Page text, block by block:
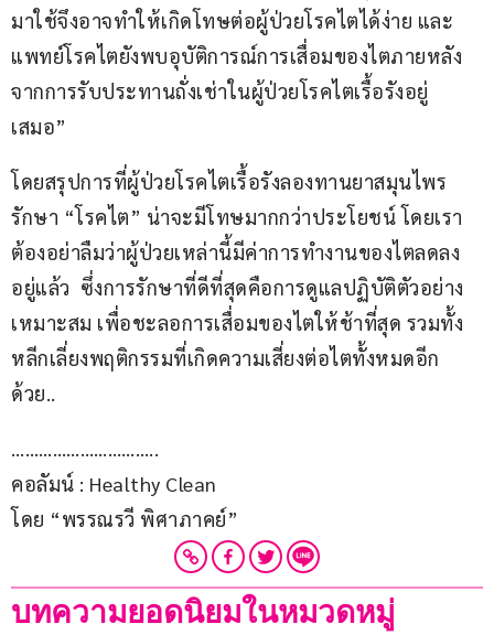
มาใช้จึงอาจทำให้เกิดโทษต่อผู้ป่วยโรคไตได้ง่าย และ
แพทย์โรคไตยังพบอุบัติการณ์การเสื่อมของไตภายหลัง
จากการรับประทานถั่งเช่าในผู้ป่วยโรคไตเรื้อรังอยู่
เสมอ”
โดยสรุปการที่ผู้ป่วยโรคไตเรื้อรังลองทานยาสมุนไพร
รักษา “โรคไต” น่าจะมีโทษมากกว่าประโยชน์ โดยเรา
ต้องอย่าลืมว่าผู้ป่วยเหล่านี้มีค่าการทำงานของไตลดลง
อยู่แล้ว  ซึ่งการรักษาที่ดีที่สุดคือการดูแลปฏิบัติตัวอย่าง
เหมาะสม เพื่อชะลอการเสื่อมของไตให้ช้าที่สุด รวมทั้ง
หลีกเลี่ยงพฤติกรรมที่เกิดความเสี่ยงต่อไตทั้งหมดอีก
ด้วย..
…………………………..
คอลัมน์ : Healthy Clean
โดย “พรรณรวี พิศาภาคย์”
บทความยอดนิยมในหมวดหมู่